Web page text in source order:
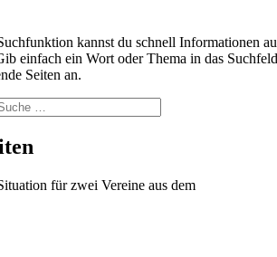
kannst du schnell Informationen
einfach ein Wort oder Thema in das
Seiten an.